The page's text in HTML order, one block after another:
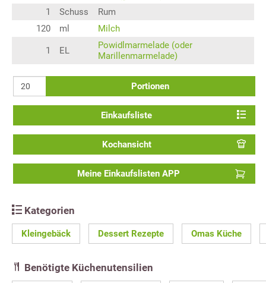
1
Schuss
Rum
120
ml Milch
1 EL
Powidlmarmelade (oder
Marillenmarmelade)
Portionen
Einkaufsliste
Kochansicht
Meine Einkaufslisten APP
Kategorien
Kleingebäck Dessert Rezepte Omas Küche
Benötigte Küchenutensilien